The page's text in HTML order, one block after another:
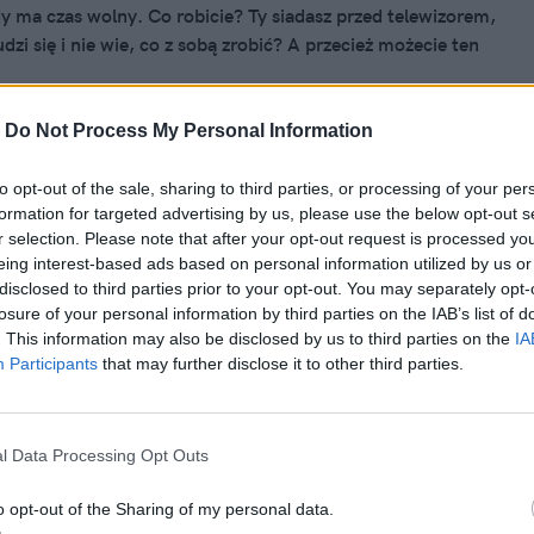
Do Not Process My Personal Information
opt-out of the sale, sharing to third parties, or processing of your
for targeted advertising by us, please use the below opt-out
selection. Please note that after your opt-out request is processed
interest-based ads based on personal information utilized by us
to third parties prior to your opt-out. You may separately
of your personal information by third parties on the IAB’s list of
This information may also be disclosed by us to third parties on the
Participants that may further disclose it to other third parties.
Data Processing Opt Outs
opt-out of the Sharing of my personal data.
ma czas wolny. Co robicie? Ty siadasz przed telewizorem,
się i nie wie, co z sobą zrobić? A przecież możecie ten
16:18
wam nie grozi. Oto 10
planszówek na czas kwarantanny
w domu wraz z rodziną czy przyjaciółmi, masz szczęście.
możesz grać w gry planszowe. A nic tak nie poprawia
w ramach #homeoffice2020 jak dobra planszówka.
dla każdego. Może już masz je na półce i czas je
gry planszowe umilą ci ten niespokojny czas pandemii.